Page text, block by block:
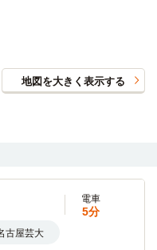
地図を大きく表示する
電車
5分
古屋芸大